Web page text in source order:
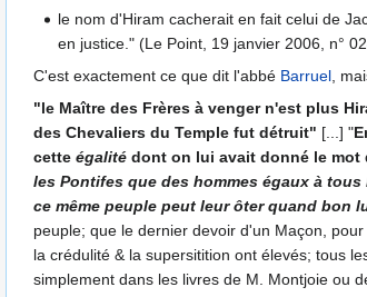
le nom d'Hiram cacherait en fait celui de
en justice." (Le Point, 19 janvier 2006, n°
C'est exactement ce que dit l'abbé Barruel ,
"le Maître des Frères à venger n'est plus
des Chevaliers du Temple fut détruit" [...] "
cette égalité dont on lui avait donné le mot
les Pontifes que des hommes égaux à
ce même peuple peut leur ôter quand bon
peuple; que le dernier devoir d'un Maçon,
la crédulité & la supersitition ont élevés; tous
simplement dans les livres de M. Montjoie ou